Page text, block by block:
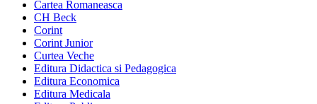
Cartea Romaneasca
CH Beck
Corint
Corint Junior
Curtea Veche
Editura Didactica si Pedagogica
Editura Economica
Editura Medicala